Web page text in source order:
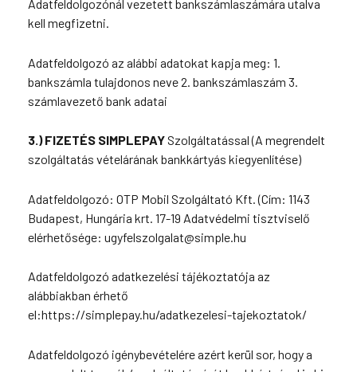
Adatfeldolgozónál vezetett bankszámlaszámára utalva
kell megfizetni.
Adatfeldolgozó az alábbi adatokat kapja meg: 1.
bankszámla tulajdonos neve 2. bankszámlaszám 3.
számlavezető bank adatai
3.) FIZETÉS SIMPLEPAYSzolgáltatással (A megrendelt
szolgáltatás vételárának bankkártyás kiegyenlítése)
Adatfeldolgozó: OTP Mobil Szolgáltató Kft. (Cím: 1143
Budapest, Hungária krt. 17-19 Adatvédelmi tisztviselő
elérhetősége: ugyfelszolgalat@simple.hu
Adatfeldolgozó adatkezelési tájékoztatója az
alábbiakban érhető
el:https://simplepay.hu/adatkezelesi-tajekoztatok/
Adatfeldolgozó igénybevételére azért kerül sor, hogy a